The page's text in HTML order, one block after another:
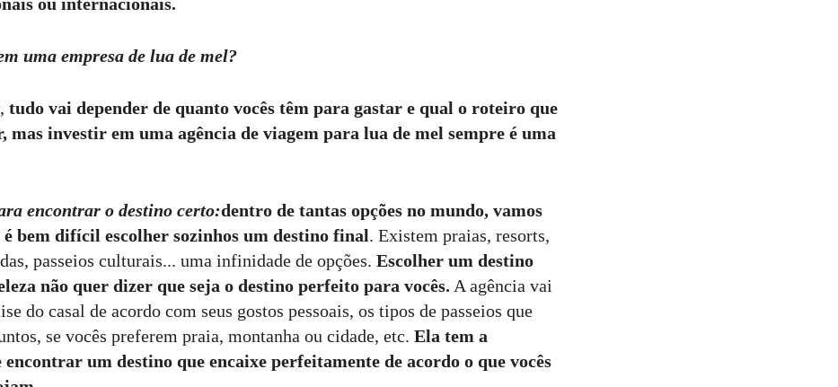
ou internacionais.
uma empresa de lua de mel?
tudo vai depender de quanto vocês têm para gastar e qual o roteiro que
mas investir em uma agência de viagem para lua de mel sempre é uma
encontrar o destino certo:dentro de tantas opções no mundo, vamos
bem difícil escolher sozinhos um destino final. Existem praias, resorts,
passeios culturais... uma infinidade de opções. Escolher um destino
não quer dizer que seja o destino perfeito para vocês. A agência vai
do casal de acordo com seus gostos pessoais, os tipos de passeios que
se vocês preferem praia, montanha ou cidade, etc. Ela tem a
encontrar um destino que encaixe perfeitamente de acordo o que vocês